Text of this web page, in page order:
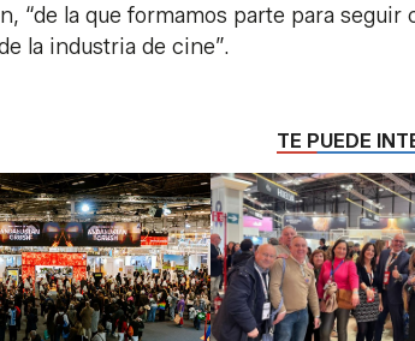
“de la que formamos parte para
la industria de cine”.
TE PUEDE